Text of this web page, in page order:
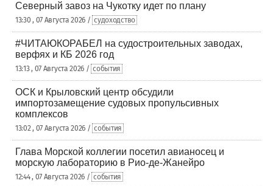
Северный завоз на Чукотку идет по плану
13:30 , 07 Августа 2026 / судоходство
#ЧИТАЮКОРАБЕЛ на судостроительных заводах,
верфях и КБ 2026 год
13:13 , 07 Августа 2026 / события
ОСК и Крыловский центр обсудили
импортозамещение судовых пропульсивных
комплексов
13:02 , 07 Августа 2026 / события
Глава Морской коллегии посетил авианосец и
морскую лабораторию в Рио-де-Жанейро
12:44 , 07 Августа 2026 / события